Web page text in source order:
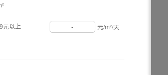
9元以上 - 元/m²/天